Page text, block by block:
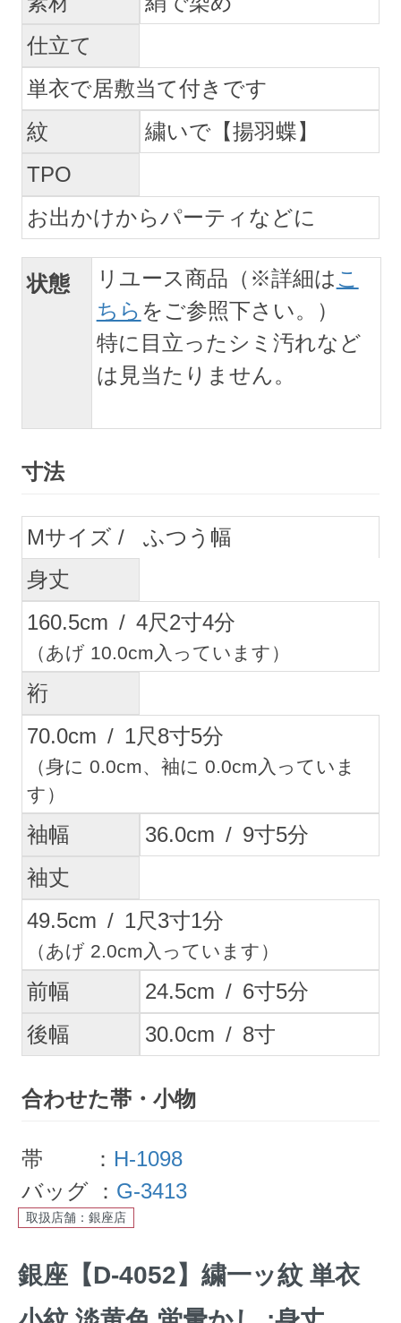
仕立て
単衣で居敷当て付きです
紋
繍いで【揚羽蝶】
TPO
お出かけからパーティなどに
状態 リユース商品（※詳細は こ
ちら をご参照下さい。）
特に目立ったシミ汚れなど
は見当たりません。
寸法
M
ふつう幅
身丈
160.5cm / 4尺2寸4分
（あげ 10.0cm入っています）
裄
70.0cm / 1尺8寸5分
（身に 0.0cm、袖に 0.0cm入っていま
す）
袖幅 36.0cm / 9寸5分
袖丈
49.5cm / 1尺3寸1分
（あげ 2.0cm入っています）
前幅 24.5cm / 6寸5分
後幅
30.0cm / 8寸
合わせた帯・小物
帯 ： H-1098
バッグ ： G-3413
取扱店舗：銀座店
銀座【D-4052】繍一ッ紋 単衣